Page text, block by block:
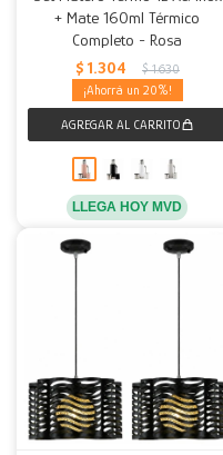
+ Mate 160ml Térmico
Completo - Rosa
$ 1.304 $ 1.630
20
LLEGA HOY MVD